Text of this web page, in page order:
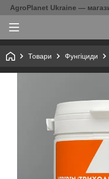
AgroPlanet Ukraine —
Товари Фунгіциди